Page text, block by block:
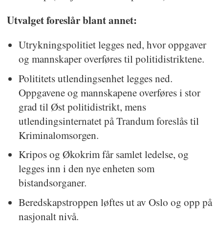
Utvalget foreslår blant annet:
Utrykningspolitiet legges ned, hvor oppgaver
og mannskaper overføres til politidistriktene.
Polititets utlendingsenhet legges ned.
Oppgavene og mannskapene overføres i stor
grad til Øst politidistrikt, mens
utlendingsinternatet på Trandum foreslås til
Kriminalomsorgen.
Kripos og Økokrim får samlet ledelse, og
legges inn i den nye enheten som
bistandsorganer.
Beredskapstroppen løftes ut av Oslo og opp på
nasjonalt nivå.